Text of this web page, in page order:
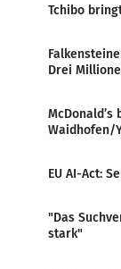
Tchibo
Drei
Waidhofen/
EU AI-Act:
"Das
stark"